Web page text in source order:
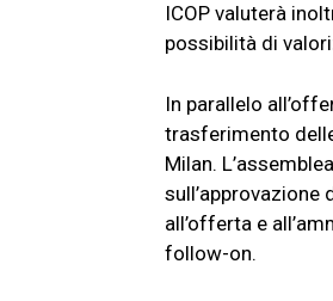
ICOP valuterà
possibilità di
In parallelo
trasferimento
Milan.
all’offerta e
follow-on.